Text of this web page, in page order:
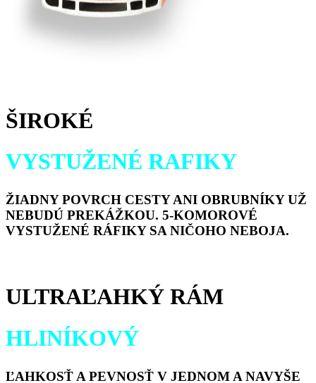
ŠIROKÉ
VYSTUŽENÉ RAFIKY
ŽIADNY POVRCH CESTY ANI OBRUBNÍKY UŽ
NEBUDÚ PREKÁŽKOU. 5-KOMOROVÉ
VYSTUŽENÉ RÁFIKY SA NIČOHO NEBOJA.
ULTRAĽAHKÝ RÁM
HLINÍKOVÝ
ĽAHKOSŤ A PEVNOSŤ V JEDNOM A NAVYŠE